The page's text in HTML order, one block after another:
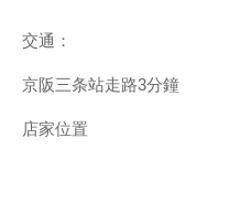
交通：
京阪三条站走路3分鐘
店家位置